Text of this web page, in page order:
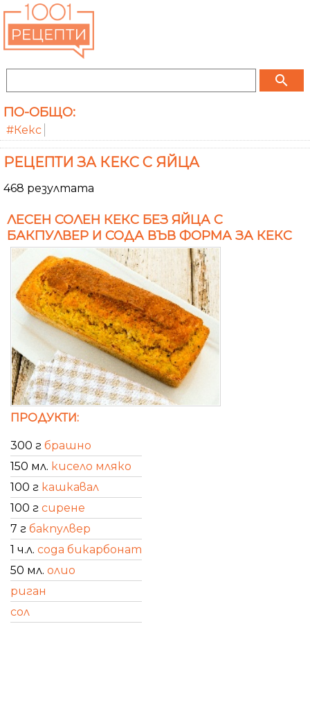
search
ПО-ОБЩО:
#Кекс
РЕЦЕПТИ ЗА КЕКС С ЯЙЦА
468 резултата
ЛЕСЕН СОЛЕН КЕКС БЕЗ ЯЙЦА С
БАКПУЛВЕР И СОДА ВЪВ ФОРМА ЗА КЕКС
ПРОДУКТИ:
300 г брашно
150 мл. кисело мляко
100 г кашкавал
100 г сирене
7 г бакпулвер
1 ч.л. сода бикарбонат
50 мл. олио
риган
сол